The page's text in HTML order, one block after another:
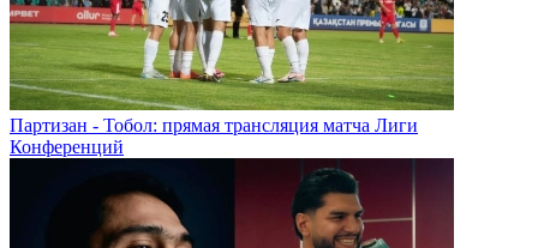
Партизан - Тобол: прямая трансляция матча Лиги
Конференций